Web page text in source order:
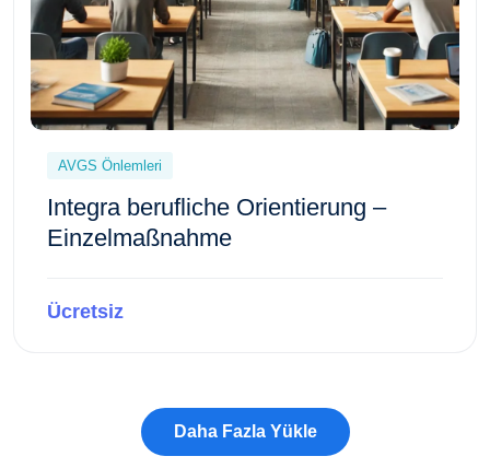
AVGS Önlemleri
Integra berufliche Orientierung –
Einzelmaßnahme
Ücretsiz